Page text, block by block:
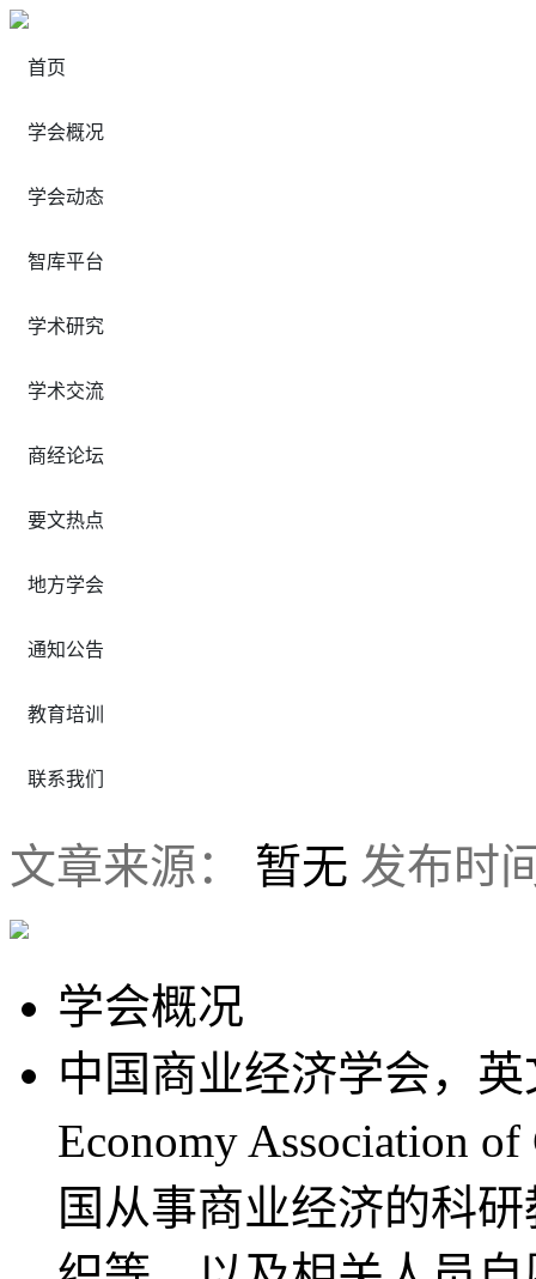
首页
学会概况
学会动态
智库平台
学术研究
学术交流
商经论坛
要文热点
地方学会
通知公告
教育培训
联系我们
文章来源： 暂无 发布时
学会概况
中国商业经济学会，英
Economy Association
国从事商业经济的科